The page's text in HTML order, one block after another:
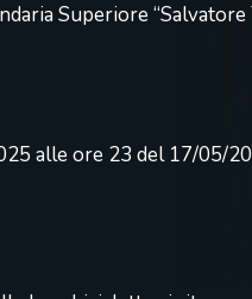
Superiore “Salvatore
alle ore 23 del 17/05/